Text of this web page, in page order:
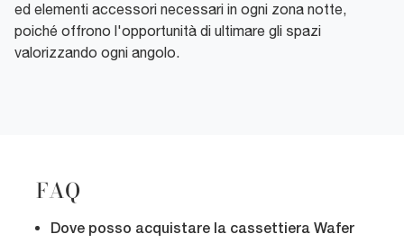
ed elementi accessori necessari in ogni zona notte,
poiché offrono l'opportunità di ultimare gli spazi
valorizzando ogni angolo.
FAQ
Dove posso acquistare la cassettiera Wafer